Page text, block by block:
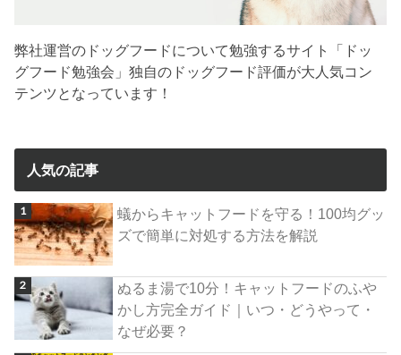
弊社運営のドッグフードについて勉強するサイト「ドッ
グフード勉強会」独自のドッグフード評価が大人気コン
テンツとなっています！
人気の記事
蟻からキャットフードを守る！100均グッ
ズで簡単に対処する方法を解説
ぬるま湯で10分！キャットフードのふや
かし方完全ガイド｜いつ・どうやって・
なぜ必要？